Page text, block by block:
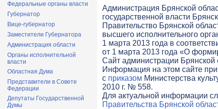
Федеральные органы власти
Губернатор
Вице-губернатор
Заместители Губернатора
Администрация области
Органы исполнительной
власти
Областная Дума
Представители в Совете
Федерации
Депутаты Государственной
Думы
Администрация Брянской
государственной власти
Правительство Брянской
высшего исполнительного
1 марта 2013 года в
от 1 марта 2013 года «О
Cайт администрации Брянской
Информация на этом сайте
с приказом Министерства
2010 г. № 558.
Для актуальной информации
Правительства Брянской